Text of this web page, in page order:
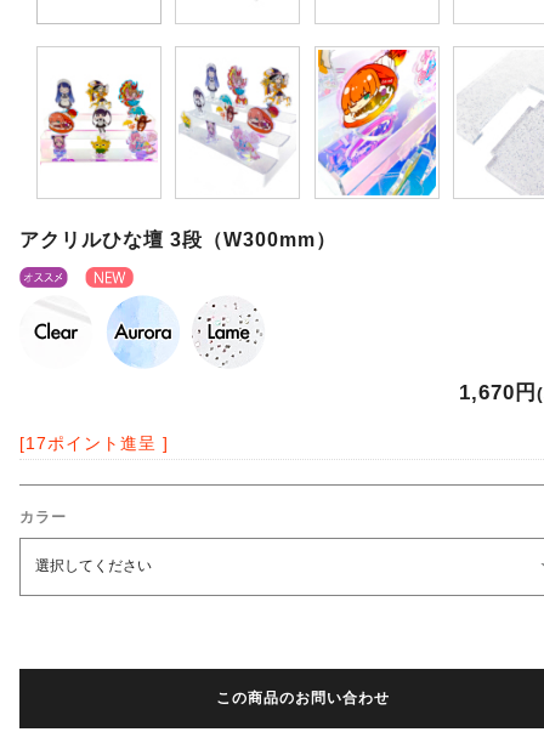
アクリルひな壇 3段（W300mm）
1,670円
[17ポイント進呈 ]
カラー
この商品のお問い合わせ